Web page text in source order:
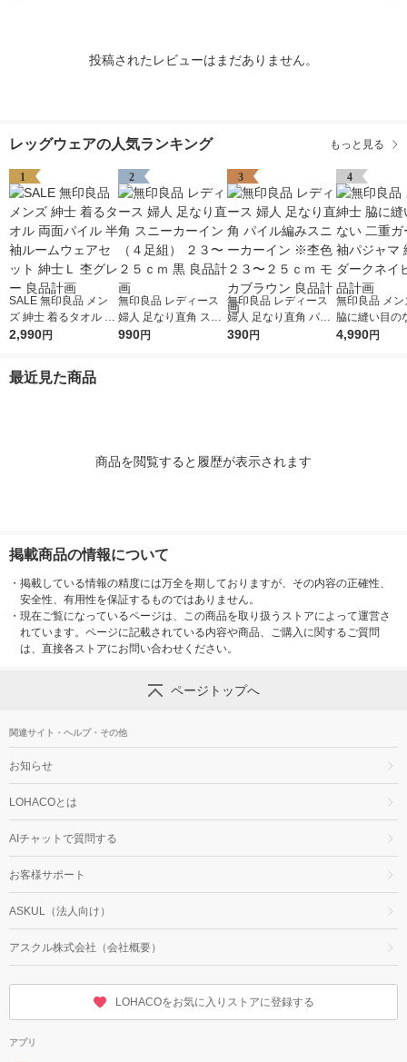
投稿されたレビューはまだありません。
レッグウェアの人気ランキング もっと見る
1
SALE 無印良品 メン
ズ 紳士 着るタオル 両
面パイル 半袖ルーム
2,990円
2
無印良品 レディース
婦人 足なり直角 スニ
ーカーイン（４足組）
990円
3
無印良品 レディース
婦人 足なり直角 パイ
ル編みスニーカーイン
390円
4
無印良品 メン
脇に縫い目の
重ガーゼ長袖
4,990円
最近見た商品
商品を閲覧すると履歴が表示されます
掲載商品の情報について
・ 掲載している情報の精度には万全を期しておりますが、その内容の正確性、
安全性、有用性を保証するものではありません。
・ 現在ご覧になっているページは、この商品を取り扱うストアによって運営さ
れています。ページに記載されている内容や商品、ご購入に関するご質問
は、直接各ストアにお問い合わせください。
ページトップへ
関連サイト・ヘルプ・その他
お知らせ
LOHACOとは
AIチャットで質問する
お客様サポート
ASKUL（法人向け）
アスクル株式会社（会社概要）
LOHACOをお気に入りストアに登録する
アプリ